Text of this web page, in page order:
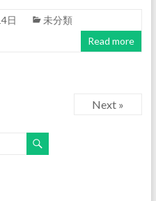
日
未分類
Read more
Next »